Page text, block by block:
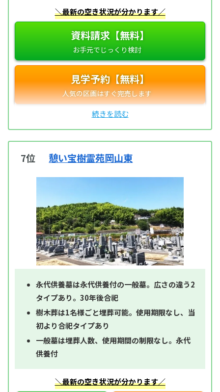
＼最新の空き状況が分かります／
資料請求【無料】
見学予約【無料】
7位 憩い宝樹霊苑岡山東
永代供養墓は永代供養付の一般墓。広さの違う2
タイプあり。30年後合祀
樹木葬は1名様ごと埋葬可能。使用期限なし、当
初より合祀タイプあり
一般墓は埋葬人数、使用期間の制限なし。永代
供養付
＼最新の空き状況が分かります／